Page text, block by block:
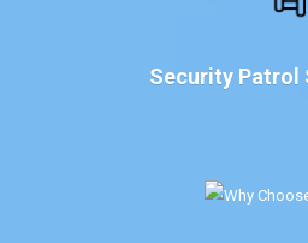
Security Patrol